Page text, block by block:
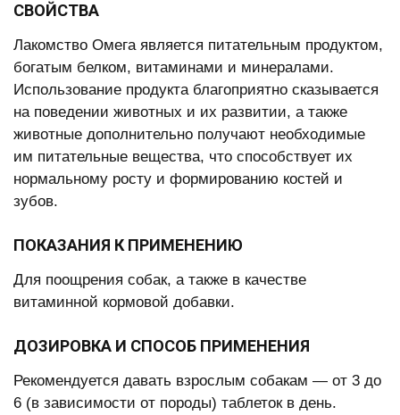
СВОЙСТВА
Лакомство Омега является питательным продуктом,
богатым белком, витаминами и минералами.
Использование продукта благоприятно сказывается
на поведении животных и их развитии, а также
животные дополнительно получают необходимые
им питательные вещества, что способствует их
нормальному росту и формированию костей и
зубов.
ПОКАЗАНИЯ К ПРИМЕНЕНИЮ
Для поощрения собак, а также в качестве
витаминной кормовой добавки.
ДОЗИРОВКА И СПОСОБ ПРИМЕНЕНИЯ
Рекомендуется давать взрослым собакам — от 3 до
6 (в зависимости от породы) таблеток в день.